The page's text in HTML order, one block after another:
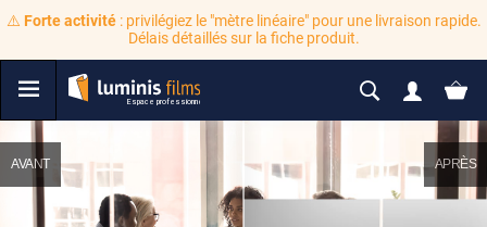
⚠️ Forte activité: privilégiez le "mètre linéaire" pour une livraison rapide.
Délais détaillés sur la fiche produit.
AVANT APRÈS